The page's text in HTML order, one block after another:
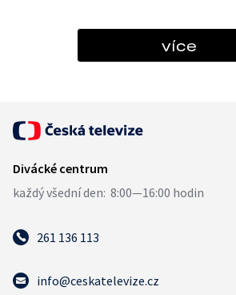
více
261 136 113
info@ceskatelevize.cz